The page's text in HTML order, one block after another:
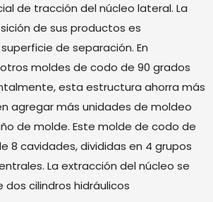
de tracción del núcleo lateral. La
de sus productos es
de separación. En
moldes de codo de 90 grados
esta estructura ahorra más
agregar más unidades de moldeo
de molde. Este molde de codo de
8 cavidades, divididas en 4 grupos
La extracción del núcleo se
cilindros hidráulicos